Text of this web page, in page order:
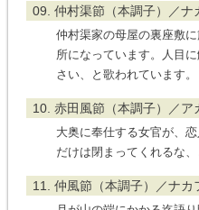
09. 仲村渠節（本調子）／ナ
仲村渠家の母屋の裏座敷
所になっています。人目
さい、と歌われています。
10. 赤田風節（本調子）／ア
大奥に奉仕する女官が、
だけは閉まってくれるな
11. 仲風節（本調子）／ナカ